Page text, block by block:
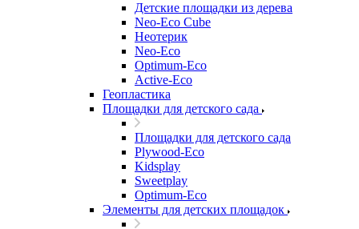
Детские площадки из дерева
Neo-Eco Cube
Неотерик
Neo-Eco
Оptimum-Еco
Active-Eco
Геопластика
Площадки для детского сада
Площадки для детского сада
Plywood-Eco
Kidsplay
Sweetplay
Оptimum-Еco
Элементы для детских площадок